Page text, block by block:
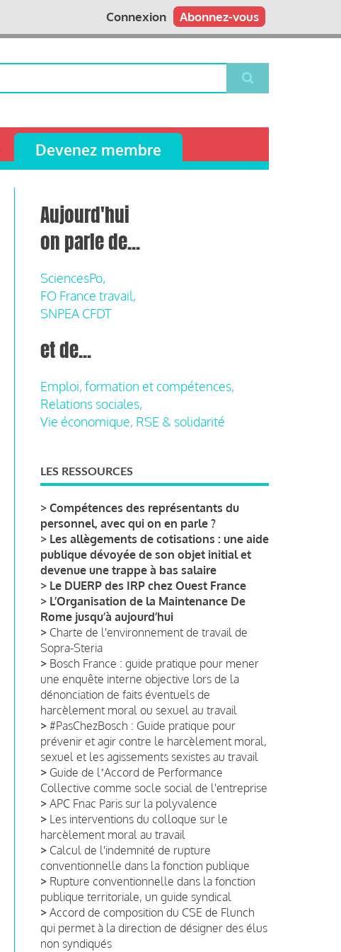
Abonnez-vous
Connexion
Devenez membre
Aujourd'hui
on parle de...
SciencesPo,
FO France travail,
SNPEA CFDT
et de...
Emploi, formation et compétences,
Relations sociales,
Vie économique, RSE & solidarité
LES RESSOURCES
> Compétences des représentants du
personnel, avec qui on en parle ?
> Les allègements de cotisations : une aide
publique dévoyée de son objet initial et
devenue une trappe à bas salaire
> Le DUERP des IRP chez Ouest France
> L’Organisation de la Maintenance De
Rome jusqu’à aujourd’hui
> Charte de l'environnement de travail de
Sopra-Steria
> Bosch France : guide pratique pour mener
une enquête interne objective lors de la
dénonciation de faits éventuels de
harcèlement moral ou sexuel au travail
> #PasChezBosch : Guide pratique pour
prévenir et agir contre le harcèlement moral,
sexuel et les agissements sexistes au travail
> Guide de lʼAccord de Performance
Collective comme socle social de l'entreprise
> APC Fnac Paris sur la polyvalence
> Les interventions du colloque sur le
harcèlement moral au travail
> Calcul de l'indemnité de rupture
conventionnelle dans la fonction publique
> Rupture conventionnelle dans la fonction
publique territoriale, un guide syndical
> Accord de composition du CSE de Flunch
qui permet à la direction de désigner des élus
non syndiqués